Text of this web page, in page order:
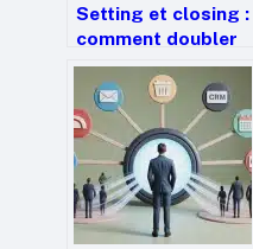
Setting et closing :
comment doubler
vos ventes en
segmentant votre
cycle commercial ?